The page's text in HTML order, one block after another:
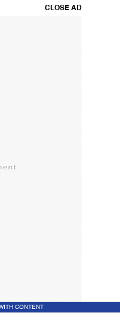
CLOSE AD
CONTENT